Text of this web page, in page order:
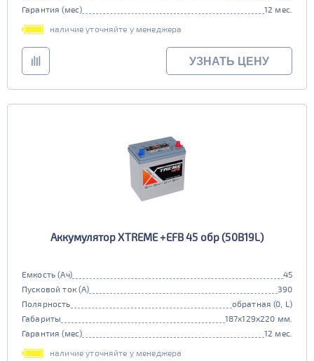
Гарантия (мес)
12 мес.
наличие уточняйте у менеджера
УЗНАТЬ ЦЕНУ
Аккумулятор XTREME +EFB 45 обр (50B19L)
Емкость (Ач)
45
Пусковой ток (А)
390
Полярность
обратная (0, L)
Габариты
187x129x220 мм.
Гарантия (мес)
12 мес.
наличие уточняйте у менеджера